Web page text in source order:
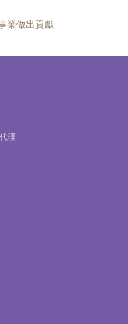
業做出貢獻
理